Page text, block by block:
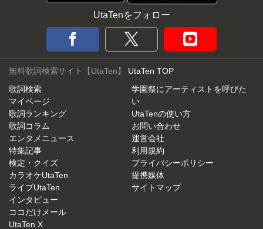
UtaTenをフォロー
無料歌詞検索サイト【UtaTen】 UtaTen TOP
歌詞検索
マイページ
歌詞ランキング
歌詞コラム
エンタメニュース
特集記事
検定・クイズ
カラオケUtaTen
ライブUtaTen
インタビュー
ココだけメール
UtaTen X
学園祭にアーティストを呼びた
い
UtaTenの使い方
お問い合わせ
運営会社
利用規約
プライバシーポリシー
提携媒体
サイトマップ